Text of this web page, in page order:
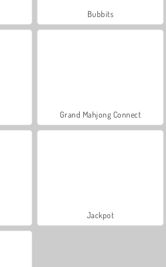
Bubbits
Grand Mahjong Connect
Jackpot